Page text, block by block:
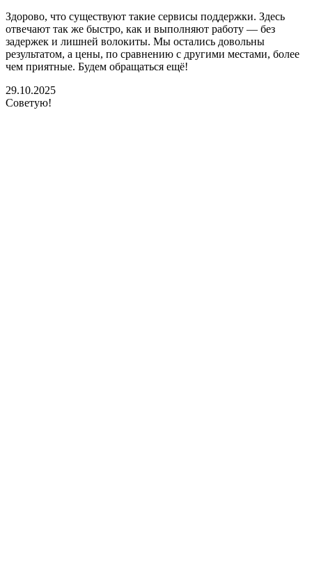
Здорово, что существуют такие сервисы поддержки. Здесь
отвечают так же быстро, как и выполняют работу — без
задержек и лишней волокиты. Мы остались довольны
результатом, а цены, по сравнению с другими местами, более
чем приятные. Будем обращаться ещё!
29.10.2025
Советую!